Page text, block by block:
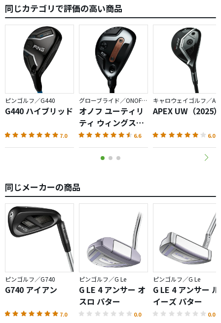
覚。
打ち比べて、G430はスピンが少なくて飛ぶと思ったのです
が、逆で。G410がスピンが多いクラブだと気が付きまし
た。多分、飛距離は他社製の平均以下です。
なので、G410の欠点は、飛ばないことと、風に弱いこと。
風がある時はG430使用。
ただ、G410とG430は弾道が全然違うので、一緒に入れて使
うのは難しいです。
中上級者用のアイアンを使う方には、飛び様が似ててマッ
問題は、妙に相場が高い事でしょうね。
同じカテゴリで評価の高い商品
ピンゴルフ／G440
G440 ハイブリッド
7.0
グローブライド／ONOFF AKA
オノフ ユーティリ
ティ ウィングス
AKA（2026）
6.6
APEX UW（2025）
6.0
同じメーカーの商品
ピンゴルフ／G740
G740 アイアン
7.0
ピンゴルフ／G Le
G LE 4 アンサー オ
スロ パター
0.0
ピンゴルフ／G Le
G LE 4 アンサー ル
イーズ パター
0.0